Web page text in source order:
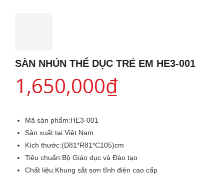
SÀN NHÚN THỂ DỤC TRẺ EM HE3-001
1,650,000₫
Mã sản phẩm:HE3-001
Sản xuất tại:Việt Nam
Kích thước:(D81*R81*C105)cm
Tiêu chuẩn:Bộ Giáo dục và Đào tạo
Chất liệu:Khung sắt sơn tĩnh điện cao cấp